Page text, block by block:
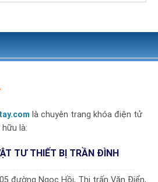
là chuyên trang khóa điện tử
là:
TƯ THIẾT BỊ TRẦN ĐÌNH